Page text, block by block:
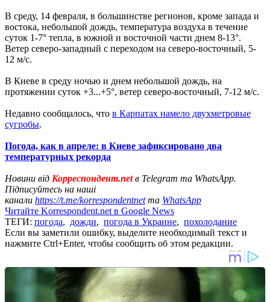
В среду, 14 февраля, в большинстве регионов, кроме запада и
востока, небольшой дождь, температура воздуха в течение
суток 1-7° тепла, в южной и восточной части днем 8-13°.
Ветер северо-западный с переходом на северо-восточный, 5-
12 м/с.
В Киеве в среду ночью и днем небольшой дождь, на
протяжении суток +3...+5°, ветер северо-восточный, 7-12 м/с.
Недавно сообщалось, что в Карпатах намело двухметровые
сугробы.
Погода, как в апреле: в Киеве зафиксировано два
температурных рекорда
Новини від Корреспондент.netв Telegram та WhatsApp.
Підписуйтесь на наші
канали https://t.me/korrespondentnetта WhatsApp
Читайте Korrespondent.net в Google News
ТЕГИ: погода, дожди, погода в Украине, похолодание
Если вы заметили ошибку, выделите необходимый текст и
нажмите Ctrl+Enter, чтобы сообщить об этом редакции.